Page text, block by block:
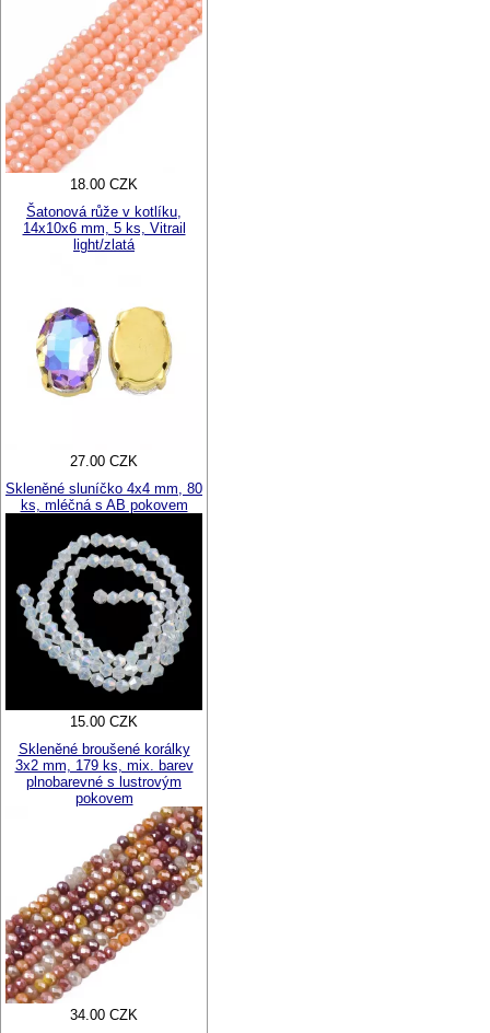
18.00 CZK
Šatonová růže v kotlíku,
14x10x6 mm, 5 ks, Vitrail
light/zlatá
27.00 CZK
Skleněné sluníčko 4x4 mm, 80
ks, mléčná s AB pokovem
15.00 CZK
Skleněné broušené korálky
3x2 mm, 179 ks, mix. barev
plnobarevné s lustrovým
pokovem
34.00 CZK